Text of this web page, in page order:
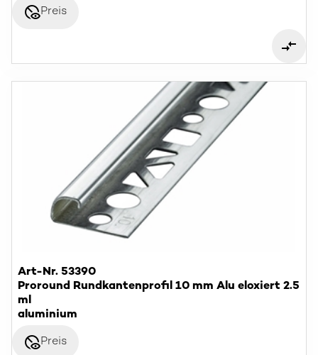
disabled_visiblePreis
Art-Nr. 53390
Proround Rundkantenprofil 10 mm Alu eloxiert 2.5
ml
aluminium
disabled_visiblePreis